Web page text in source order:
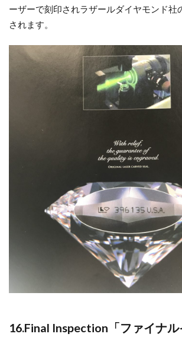
ーザーで刻印されラザールダイヤモンド社
されます。
16.Final Inspection「ファイナ